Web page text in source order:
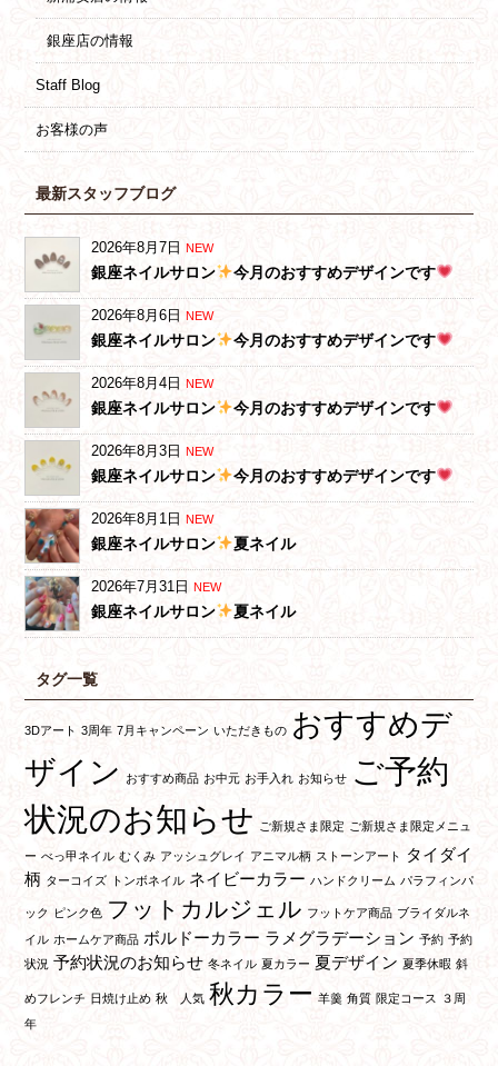
銀座店の情報
Staff Blog
お客様の声
最新スタッフブログ
2026年8月7日 NEW
銀座ネイルサロン 今月のおすすめデザインです
2026年8月6日 NEW
銀座ネイルサロン 今月のおすすめデザインです
2026年8月4日 NEW
銀座ネイルサロン 今月のおすすめデザインです
2026年8月3日 NEW
銀座ネイルサロン 今月のおすすめデザインです
2026年8月1日 NEW
銀座ネイルサロン 夏ネイル
2026年7月31日 NEW
銀座ネイルサロン 夏ネイル
タグ一覧
3Dアート 3周年 7月キャンペーン いただきもの おすすめデ
ザイン
おすすめ商品 お中元 お手入れ お知らせ ご予約
状況のお知らせ
ご新規さま限定 ご新規さま限定メニュ
ー べっ甲ネイル むくみ アッシュグレイ アニマル柄 ストーンアート
タイダイ
柄 ターコイズ トンボネイル ネイビーカラー ハンドクリーム パラフィンパ
ック ピンク色 フットカルジェル フットケア商品 ブライダルネ
イル ホームケア商品 ボルドーカラー ラメグラデーション 予約 予約
状況 予約状況のお知らせ 冬ネイル 夏カラー 夏デザイン 夏季休暇 斜
めフレンチ 日焼け止め 秋 人気 秋カラー 羊羹 角質 限定コース
３周
年